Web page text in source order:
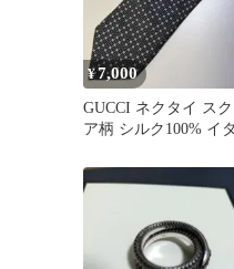
¥7,000
GUCCI ネクタイ ス
ア柄 シルク100% イタ